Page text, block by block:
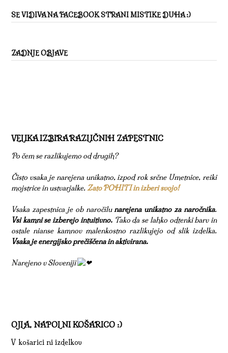
SE VIDIVA NA FACEBOOK STRANI MISTIKE DUHA :)
ZADNJE OBJAVE
VELIKA IZBIRA RAZLIČNIH ZAPESTNIC
Po čem se razlikujemo od drugih?
Čisto vsaka je narejena unikatno, izpod rok srčne Umetnice, reiki
mojstrice in ustvarjalke.Zato POHITI in izberi svojo!
Vsaka zapestnica je ob naročilunarejena unikatno za naročnika.
Vsi kamni se izberejo intuitivno.Tako da se lahko odtenki barv in
ostale nianse kamnov malenkostno razlikujejo od slik izdelka.
Vsaka je energijsko prečiščena in aktivirana.
Narejeno v Sloveniji
OJLA, NAPOLNI KOŠARICO :)
V košarici ni izdelkov